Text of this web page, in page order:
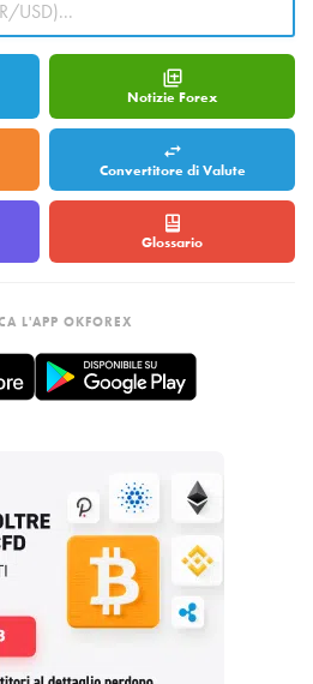
Notizie Forex
Convertitore di Valute
Glossario
L'APP OKFOREX